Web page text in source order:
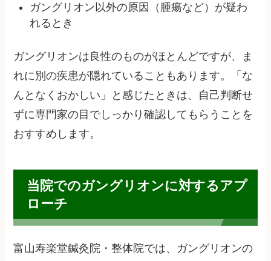
ガングリオン以外の原因（腫瘍など）が疑わ
れるとき
ガングリオンは良性のものがほとんどですが、ま
れに別の疾患が隠れていることもあります。「な
んとなくおかしい」と感じたときは、自己判断せ
ずに専門家の目でしっかり確認してもらうことを
おすすめします。
当院でのガングリオンに対するアプ
ローチ
富山寿楽堂鍼灸院・整体院では、ガングリオンの